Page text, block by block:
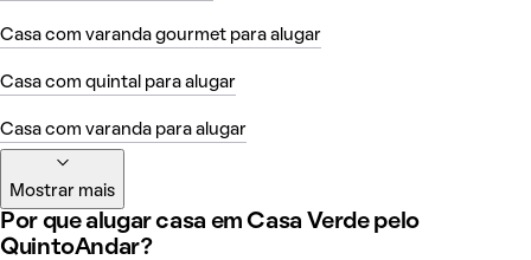
Casa com varanda gourmet para alugar
Casa com quintal para alugar
Casa com varanda para alugar
Mostrar mais
Por que alugar casa em Casa Verde pelo
QuintoAndar?